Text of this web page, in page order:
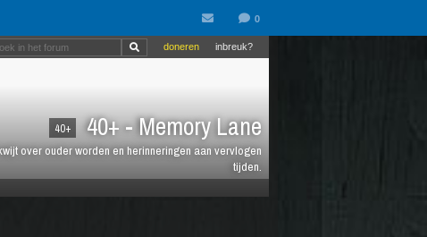
40+ 40+ - Memory Lane
over ouder worden en herinneringen aan vervlogen
tijden.
inbreuk?
doneren